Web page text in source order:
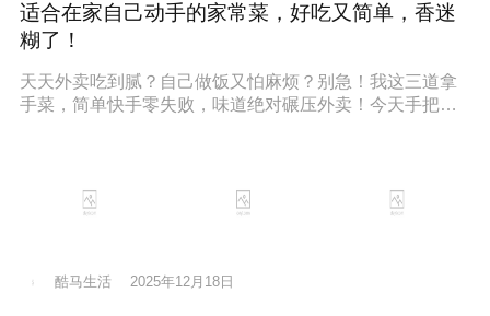
适合在家自己动手的家常菜，好吃又简单，香迷
糊了！
天天外卖吃到腻？自己做饭又怕麻烦？别急！我这三道拿
手菜，简单快手零失败，味道绝对碾压外卖！今天手把手
酷马生活 2025年12月18日